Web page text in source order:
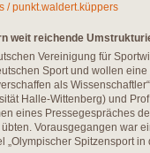
/ punkt.waldert.küppers
weit reichende
Vereinigung für
Sport und wollen
als
Halle-Wittenberg) und
eines Pressegespräches
Vorausgegangen war
„Olympischer Spitzensport in